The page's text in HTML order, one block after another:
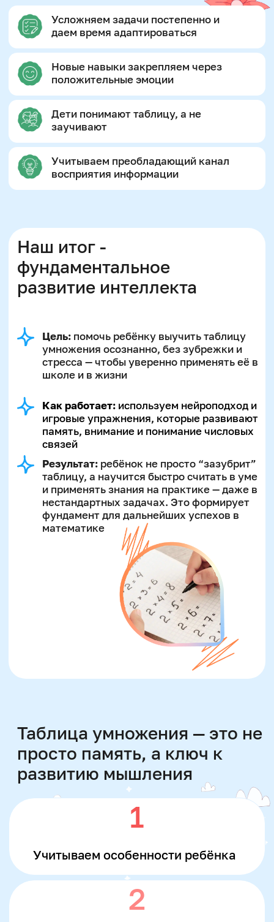
Цель:помочь ребёнку выучить таблицу
стресса — чтобы уверенно применять её в
школе и в жизни
Как работает:используем нейроподход и
память, внимание и понимание числовых
связей
Результат:ребёнок не просто “зазубрит”
таблицу, а научится быстро считать в уме
и применять знания на практике — даже в
фундамент для дальнейших успехов в
математике
просто память, а ключ к
развитию мышления
Учитываем особенности ребёнка
1
Хочу на диагностику
мышление
2
Развиваем память без перегрузки
3
Помогаем «схватывать на лету»
Тренируем внимание и
концентрацию
6
Познакомьтесь
с программой на пробном
Проведем диагностику и дадим
Подберем программу в соответствии